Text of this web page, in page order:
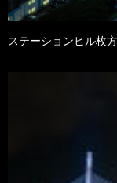
ステーションヒル枚